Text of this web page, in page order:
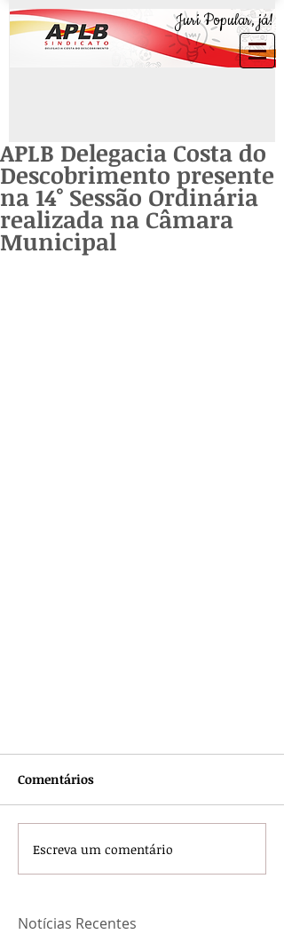
Juri Popular, já!
APLB Delegacia Costa do
Descobrimento presente
na 14° Sessão Ordinária
realizada na Câmara
Municipal
Comentários
Escreva um comentário
Notícias Recentes